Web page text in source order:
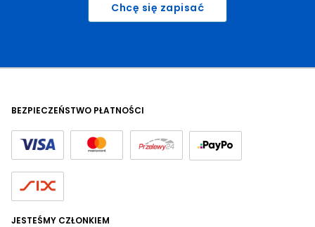
Chcę się zapisać
BEZPIECZEŃSTWO PŁATNOŚCI
JESTEŚMY CZŁONKIEM